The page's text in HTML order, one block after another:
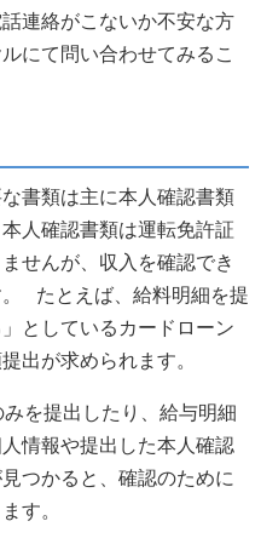
連絡がこないか不安な方
にて問い合わせてみるこ
書類は主に本人確認書類
人確認書類は運転免許証
せんが、収入を確認でき
たとえば、給料明細を提
としているカードローン
出が求められます。
を提出したり、給与明細
情報や提出した本人確認
つかると、確認のために
す。